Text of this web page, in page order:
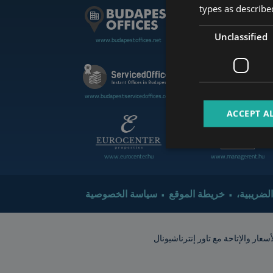
www.budapestoffices.net
www.budapestservicedoffices.com
www.managerent.hu
www.eurocenter.hu
خريطة الموقع سياسة الخصوصية
types as
Unclassified
ACCEPT